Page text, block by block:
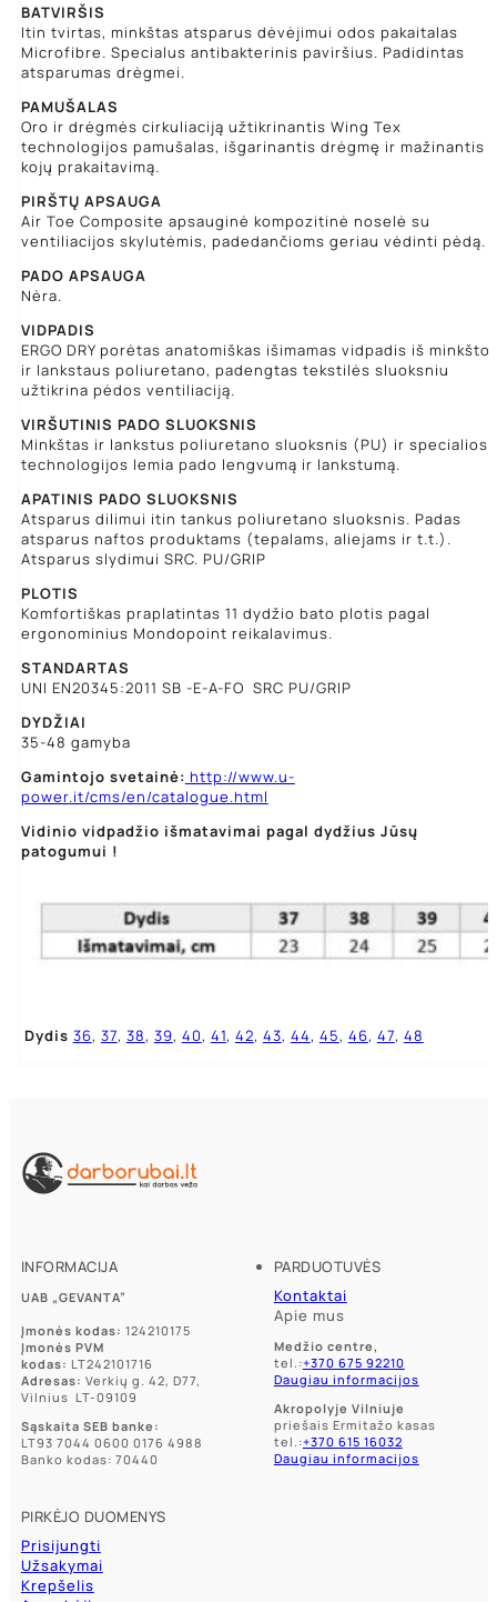
BATVIRŠIS
Itin tvirtas, minkštas atsparus dėvėjimui odos pakaitalas
Microfibre. Specialus antibakterinis paviršius. Padidintas
atsparumas drėgmei.
PAMUŠALAS
Oro ir drėgmės cirkuliaciją užtikrinantis Wing Tex
technologijos pamušalas, išgarinantis drėgmę ir mažinantis
kojų prakaitavimą.
PIRŠTŲ APSAUGA
Air Toe Composite apsauginė kompozitinė noselė su
ventiliacijos skylutėmis, padedančioms geriau vėdinti pėdą.
PADO APSAUGA
Nėra.
VIDPADIS
ERGO DRY porėtas anatomiškas išimamas vidpadis iš minkšto
ir lankstaus poliuretano, padengtas tekstilės sluoksniu
užtikrina pėdos ventiliaciją.
VIRŠUTINIS PADO SLUOKSNIS
Minkštas ir lankstus poliuretano sluoksnis (PU) ir specialios
technologijos lemia pado lengvumą ir lankstumą.
APATINIS PADO SLUOKSNIS
Atsparus dilimui itin tankus poliuretano sluoksnis. Padas
atsparus naftos produktams (tepalams, aliejams ir t.t.).
Atsparus slydimui SRC. PU/GRIP
PLOTIS
Komfortiškas praplatintas 11 dydžio bato plotis pagal
ergonominius Mondopoint reikalavimus.
STANDARTAS
UNI EN20345:2011 SB -E-A-FO SRC PU/GRIP
DYDŽIAI
35-48 gamyba
Gamintojo svetainė: http://www.u-
power.it/cms/en/catalogue.html
Vidinio vidpadžio išmatavimai pagal dydžius Jūsų
patogumui !
Dydis 36, 37, 38, 39, 40, 41, 42, 43, 44, 45, 46, 47, 48
INFORMACIJA
UAB „GEVANTA”
Įmonės kodas: 124210175
Įmonės PVM
kodas: LT242101716
Adresas: Verkių g. 42, D77,
Vilnius LT-09109
Sąskaita SEB banke:
LT93 7044 0600 0176 4988
Banko kodas: 70440
PARDUOTUVĖS
Kontaktai
Apie mus
Medžio centre,
tel.:+370 675 92210
Daugiau informacijos
Akropolyje Vilniuje
priešais Ermitažo kasas
tel.:+370 615 16032
Daugiau informacijos
PIRKĖJO DUOMENYS
Prisijungti
Užsakymai
Krepšelis